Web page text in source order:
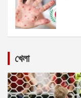
খেলা